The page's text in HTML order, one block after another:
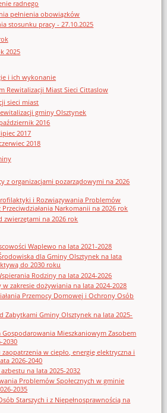
radnego
pełnienia obowiązków
stosunku pracy - 27.10.2025
2025
i ich wykonanie
Rewitalizacji Miast Sieci Cittaslow
sieci miast
gminy Olsztynek
2016
2017
2018
z organizacjami pozarządowymi na 2026
i Rozwiązywania Problemów
Narkomanii na 2026 rok
zwierzętami na 2026 rok
Waplewo na lata 2021-2028
dla Gminy Olsztynek na lata
do 2030 roku
Rodziny na lata 2024-2026
w zakresie dożywiania na lata 2024-2028
Przemocy Domowej i Ochrony Osób
Zabytkami Gminy Olsztynek na lata 2025-
Mieszkaniowym Zasobem
2030
w ciepło, energię elektryczna i
2026-2040
na lata 2025-2032
Problemów Społecznych w gminie
2035
Starszych i z Niepełnosprawnością na